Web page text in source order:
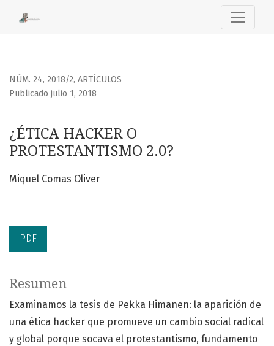
NÚM. 24, 2018/2, ARTÍCULOS
¿ÉTICA HACKER O
PROTESTANTISMO 2.0?
Publicado julio 1, 2018
Miquel Comas Oliver
PDF
Resumen
Examinamos la tesis de Pekka Himanen: la aparición de
una ética hacker que promueve un cambio social radical
y global porque socava el protestantismo, fundamento